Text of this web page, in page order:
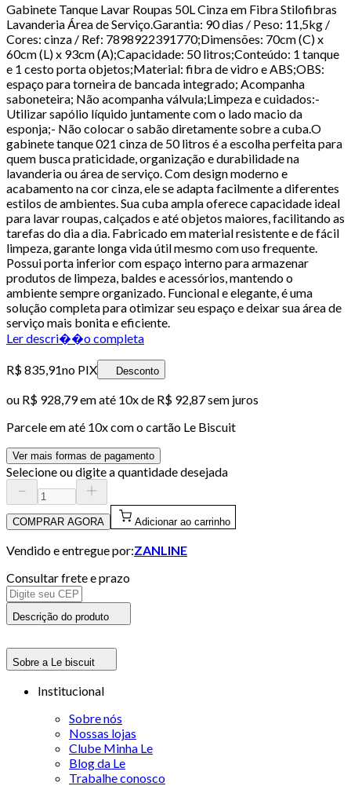
Gabinete Tanque Lavar Roupas 50L Cinza em Fibra Stilofibras
Lavanderia Área de Serviço.Garantia: 90 dias / Peso: 11,5kg /
Cores: cinza / Ref: 7898922391770;Dimensões: 70cm (C) x
60cm (L) x 93cm (A);Capacidade: 50 litros;Conteúdo: 1 tanque
e 1 cesto porta objetos;Material: fibra de vidro e ABS;OBS:
espaço para torneira de bancada integrado; Acompanha
saboneteira; Não acompanha válvula;Limpeza e cuidados:-
Utilizar sapólio líquido juntamente com o lado macio da
esponja;- Não colocar o sabão diretamente sobre a cuba.O
gabinete tanque 021 cinza de 50 litros é a escolha perfeita para
quem busca praticidade, organização e durabilidade na
lavanderia ou área de serviço. Com design moderno e
acabamento na cor cinza, ele se adapta facilmente a diferentes
estilos de ambientes. Sua cuba ampla oferece capacidade ideal
para lavar roupas, calçados e até objetos maiores, facilitando as
tarefas do dia a dia. Fabricado em material resistente e de fácil
limpeza, garante longa vida útil mesmo com uso frequente.
Possui porta inferior com espaço interno para armazenar
produtos de limpeza, baldes e acessórios, mantendo o
ambiente sempre organizado. Funcional e elegante, é uma
solução completa para otimizar seu espaço e deixar sua área de
serviço mais bonita e eficiente.
Ler descri��o completa
R$ 835,91no PIX Desconto
ou R$ 928,79em até 10x de R$ 92,87 sem juros
Parcele em até 10x com o cartão Le Biscuit
Ver mais formas de pagamento
Selecione ou digite a quantidade desejada
COMPRAR AGORA Adicionar ao carrinho
Vendido e entregue por:ZANLINE
Consultar frete e prazo
Descrição do produto
Sobre a Le biscuit
Institucional
Sobre nós
Nossas lojas
Clube Minha Le
Blog da Le
Trabalhe conosco